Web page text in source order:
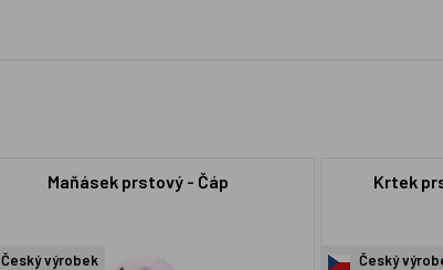
Maňásek prstový - Čáp
Český výrobek
Krtek
Český